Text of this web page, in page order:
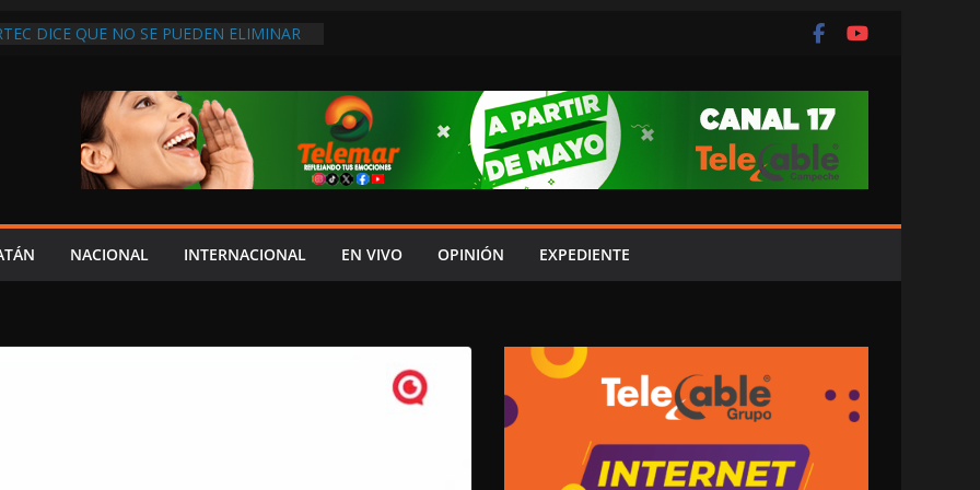
DICE QUE NO SE PUEDEN ELIMINAR
EL PÉSIMO SERVICIO DE SALUD EN
DE LA LEOVIGILDO ACUSAN FALTA
ATENCIÓN”
DOBLEGAN A LA CFE AL
MINUTA, LIBERAN A
EN ENTREGA DE SU V INFORME ES
AL CONGRESO: IGNACIO MUÑOZ;
NACIONAL INTERNACIONAL EN VIVO OPINIÓN EXPEDIENTE